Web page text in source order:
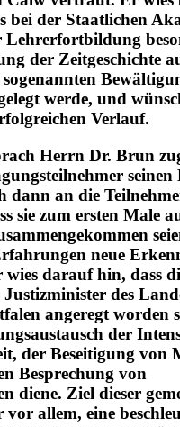
vertraut. Er wies
bei der Staatlichen
der Zeitgeschichte
werde, und
Herrn Dr. Brun
seinen
dann an die
sie zum ersten Male
neue
darauf hin, dass
des
angeregt worden
der
der Beseitigung von
Besprechung von
diene. Ziel dieser